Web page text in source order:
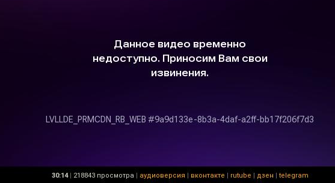
30:14 | 218843 просмотра | аудиоверсия | вконтакте | rutube | дзен | telegram